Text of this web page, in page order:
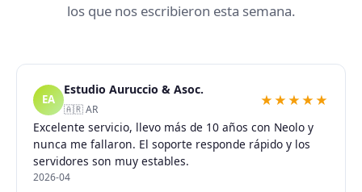
los que nos escribieron esta semana.
EA
Estudio Auruccio & Asoc.
🇦🇷 AR
★★★★★
Excelente servicio, llevo más de 10 años con Neolo y
nunca me fallaron. El soporte responde rápido y los
servidores son muy estables.
2026-04